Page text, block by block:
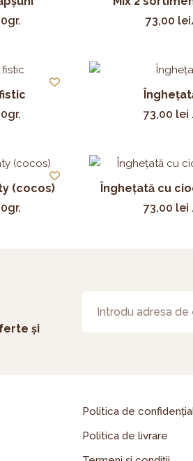
73,00 lei
73,00 lei
(cocos)
Înghețată cu
73,00 lei
și
Politica de
Politica de livrare